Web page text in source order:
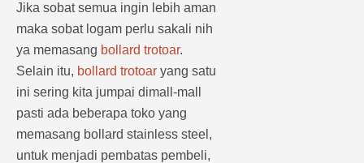
Jika sobat semua ingin lebih aman
maka sobat logam perlu sakali nih
ya memasang bollard trotoar.
Selain itu, bollard trotoar yang satu
ini sering kita jumpai dimall-mall
pasti ada beberapa toko yang
memasang bollard stainless steel,
untuk menjadi pembatas pembeli,